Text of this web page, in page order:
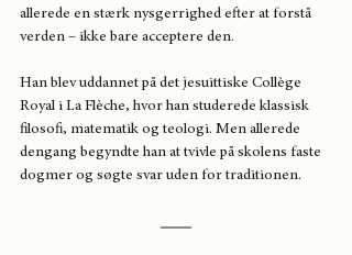
allerede en stærk nysgerrighed efter at forstå
verden – ikke bare acceptere den.
Han blev uddannet på det jesuittiske Collège
Royal i La Flèche, hvor han studerede klassisk
filosofi, matematik og teologi. Men allerede
dengang begyndte han at tvivle på skolens faste
dogmer og søgte svar uden for traditionen.